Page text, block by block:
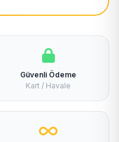
Güvenli Ödeme
Kart / Havale